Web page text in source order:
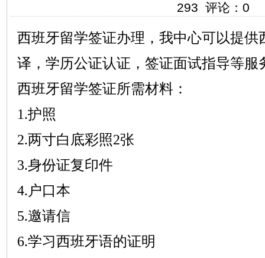
293 评论：0
西班牙留学签证办理，我中心可以提供
译，学历公证认证，签证面试指导等服
西班牙留学签证所需材料：
1.护照
2.两寸白底彩照2张
3.身份证复印件
4.户口本
5.邀请信
6.学习西班牙语的证明